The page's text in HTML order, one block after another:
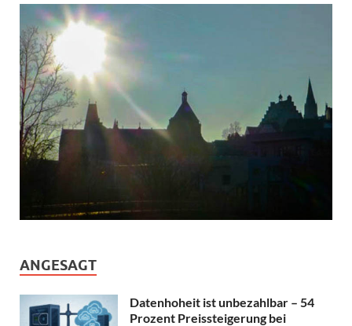
ANGESAGT
Datenhoheit ist unbezahlbar – 54
Prozent Preissteigerung bei